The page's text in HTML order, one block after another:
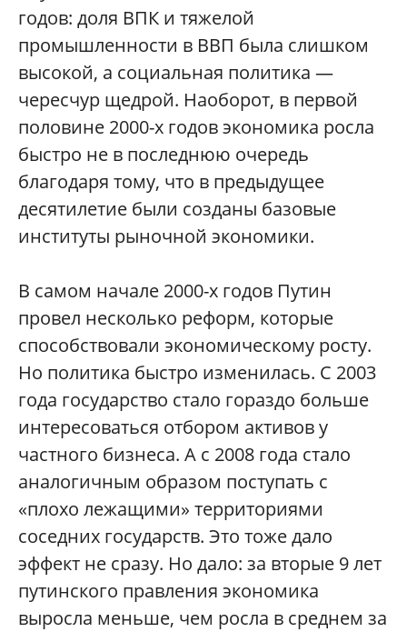
годов: доля ВПК и тяжелой
промышленности в ВВП была слишком
высокой, а социальная политика —
чересчур щедрой. Наоборот, в первой
половине 2000-х годов экономика росла
быстро не в последнюю очередь
благодаря тому, что в предыдущее
десятилетие были созданы базовые
институты рыночной экономики.
В самом начале 2000-х годов Путин
провел несколько реформ, которые
способствовали экономическому росту.
Но политика быстро изменилась. С 2003
года государство стало гораздо больше
интересоваться отбором активов у
частного бизнеса. А с 2008 года стало
аналогичным образом поступать с
«плохо лежащими» территориями
соседних государств. Это тоже дало
эффект не сразу. Но дало: за вторые 9 лет
путинского правления экономика
выросла меньше, чем росла в среднем за